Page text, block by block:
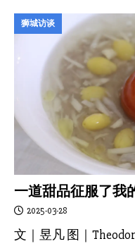
狮城访谈
一道甜品征服了我
2025-03-28
文｜昱凡 图｜